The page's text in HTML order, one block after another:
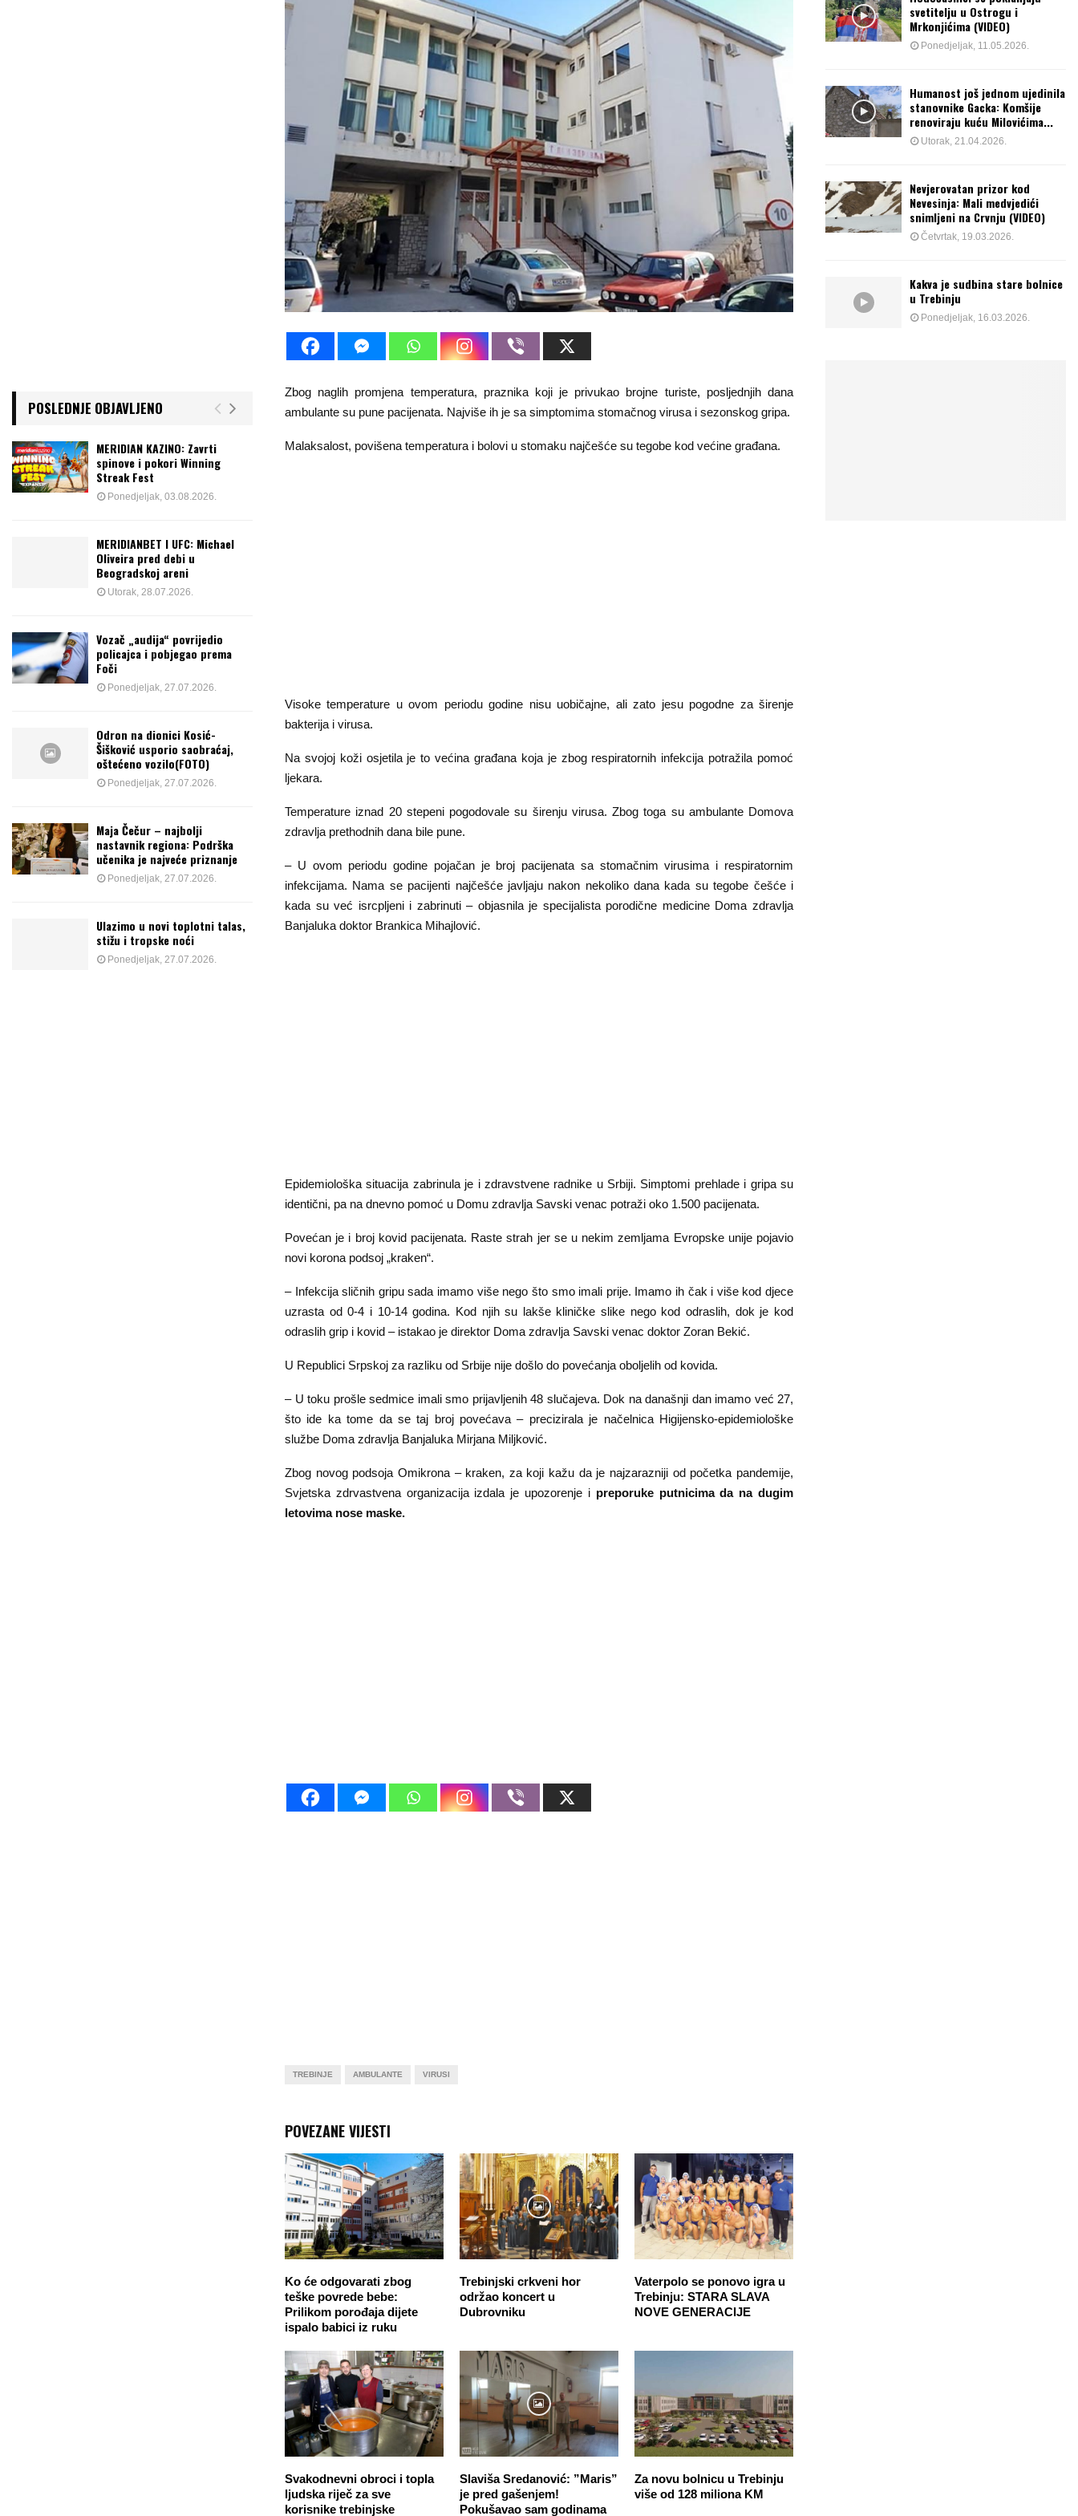
Zbog naglih promjena temperatura, praznika koji je privukao brojne turiste, posljednjih dana
ambulante su pune pacijenata. Najviše ih je sa simptomima stomačnog virusa i sezonskog gripa.
Malaksalost, povišena temperatura i bolovi u stomaku najčešće su tegobe kod većine građana.
Visoke temperature u ovom periodu godine nisu uobičajne, ali zato jesu pogodne za širenje
bakterija i virusa.
Na svojoj koži osjetila je to većina građana koja je zbog respiratornih infekcija potražila pomoć
ljekara.
Temperature iznad 20 stepeni pogodovale su širenju virusa. Zbog toga su ambulante Domova
zdravlja prethodnih dana bile pune.
– U ovom periodu godine pojačan je broj pacijenata sa stomačnim virusima i respiratornim
infekcijama. Nama se pacijenti najčešće javljaju nakon nekoliko dana kada su tegobe češće i
kada su već isrcpljeni i zabrinuti – objasnila je specijalista porodične medicine Doma zdravlja
Banjaluka doktor Brankica Mihajlović.
Epidemiološka situacija zabrinula je i zdravstvene radnike u Srbiji. Simptomi prehlade i gripa su
identični, pa na dnevno pomoć u Domu zdravlja Savski venac potraži oko 1.500 pacijenata.
Povećan je i broj kovid pacijenata. Raste strah jer se u nekim zemljama Evropske unije pojavio
novi korona podsoj „kraken“.
– Infekcija sličnih gripu sada imamo više nego što smo imali prije. Imamo ih čak i više kod djece
uzrasta od 0-4 i 10-14 godina. Kod njih su lakše kliničke slike nego kod odraslih, dok je kod
odraslih grip i kovid – istakao je direktor Doma zdravlja Savski venac doktor Zoran Bekić.
U Republici Srpskoj za razliku od Srbije nije došlo do povećanja oboljelih od kovida.
– U toku prošle sedmice imali smo prijavljenih 48 slučajeva. Dok na današnji dan imamo već 27,
što ide ka tome da se taj broj povećava – precizirala je načelnica Higijensko-epidemiološke
službe Doma zdravlja Banjaluka Mirjana Miljković.
Zbog novog podsoja Omikrona – kraken, za koji kažu da je najzarazniji od početka pandemije,
Svjetska zdrvastvena organizacija izdala je upozorenje i preporuke putnicima da na dugim
letovima nose maske.
TREBINJE AMBULANTE VIRUSI
POVEZANE VIJESTI
Ko će odgovarati zbog
teške povrede bebe:
Prilikom porođaja dijete
ispalo babici iz ruku
Trebinjski crkveni hor
održao koncert u
Dubrovniku
Vaterpolo se ponovo igra u
Trebinju: STARA SLAVA
NOVE GENERACIJE
Svakodnevni obroci i topla
ljudska riječ za sve
korisnike trebinjske
Slaviša Sredanović: ”Maris”
je pred gašenjem!
Pokušavao sam godinama
Za novu bolnicu u Trebinju
više od 128 miliona KM
POSLEDNJE OBJAVLJENO
MERIDIAN KAZINO: Zavrti
spinove i pokori Winning
Streak Fest
Ponedjeljak, 03.08.2026.
MERIDIANBET I UFC: Michael
Oliveira pred debi u
Beogradskoj areni
Utorak, 28.07.2026.
Vozač „audija“ povrijedio
policajca i pobjegao prema
Foči
Ponedjeljak, 27.07.2026.
Odron na dionici Kosić-
Šišković usporio saobraćaj,
oštećeno vozilo(FOTO)
Ponedjeljak, 27.07.2026.
Maja Čečur – najbolji
nastavnik regiona: Podrška
učenika je najveće priznanje
Ponedjeljak, 27.07.2026.
Ulazimo u novi toplotni talas,
stižu i tropske noći
Ponedjeljak, 27.07.2026.
svetitelju u Ostrogu i
Mrkonjićima (VIDEO)
Ponedjeljak, 11.05.2026.
Humanost još jednom ujedinila
stanovnike Gacka: Komšije
renoviraju kuću Milovićima...
Utorak, 21.04.2026.
Nevjerovatan prizor kod
Nevesinja: Mali medvjedići
snimljeni na Crvnju (VIDEO)
Četvrtak, 19.03.2026.
Kakva je sudbina stare bolnice
u Trebinju
Ponedjeljak, 16.03.2026.